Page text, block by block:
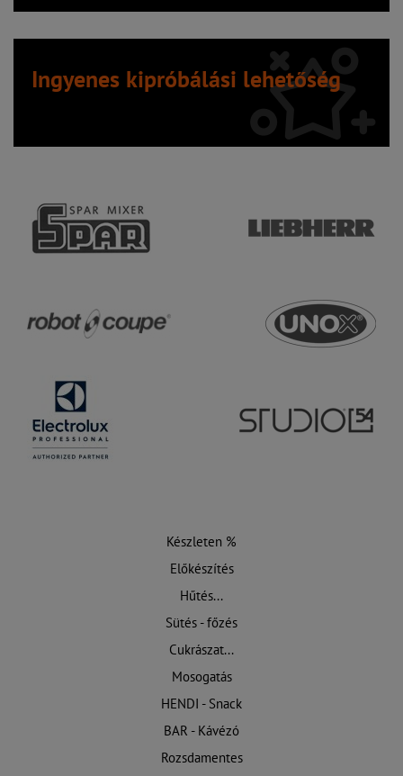
Ingyenes kipróbálási lehetőség
Készleten %
Előkészítés
Hűtés...
Sütés - főzés
Cukrászat...
Mosogatás
HENDI - Snack
BAR - Kávézó
Rozsdamentes